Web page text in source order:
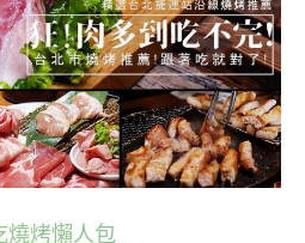
燒烤懶人包